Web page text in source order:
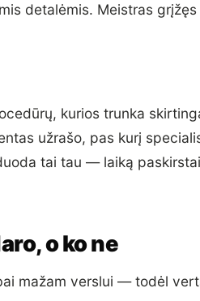
detalėmis. Meistras grįžęs
kurios trunka
užrašo, pas kurį
tai tau — laiką paskirstai
o ko ne
mažam verslui — todėl